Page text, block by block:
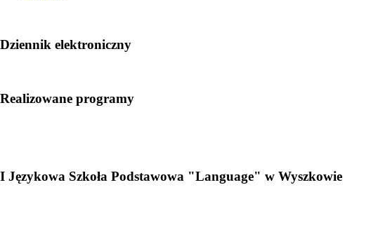
Dziennik elektroniczny
Realizowane programy
I Językowa Szkoła Podstawowa "Language" w Wyszkowie